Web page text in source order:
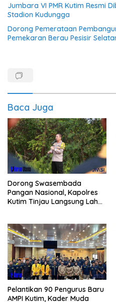
Jumbara VI PMR Kutim Resmi
Stadion Kudungga
Dorong Pemerataan
Pemekaran Berau Pesisir
Baca Juga
Dorong Swasembada
Pangan Nasional, Kapolres
Kutim Tinjau Langsung Lahan
Pelantikan 90 Pengurus Baru
AMPI Kutim, Kader Muda